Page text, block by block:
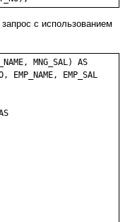
с использованием
MNG_SAL) AS
EMP_NAME, EMP_SAL